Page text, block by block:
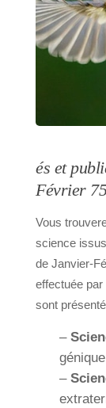
és et
Février
Vous
science
de Janvier-
effectuée par
sont
–
–